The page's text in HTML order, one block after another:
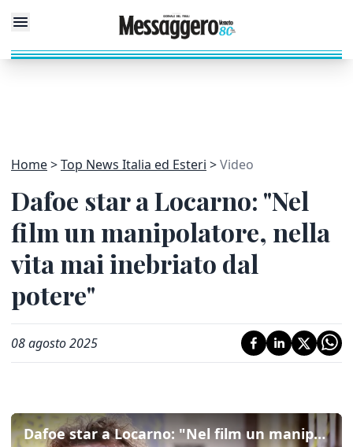
Home Top News Italia ed Esteri Video
Dafoe star a Locarno: "Nel
film un manipolatore, nella
vita mai inebriato dal
potere"
08 agosto 2025
Dafoe star a Locarno: "Nel film un manipolatore, nella vita mai inebriato dal potere"